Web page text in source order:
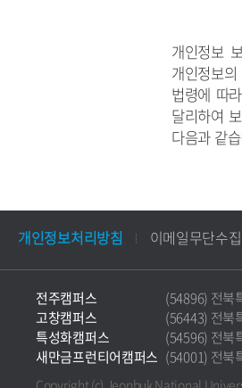
개인정보
개인정보
법령에 따
달리하여
다음과 같
개인정보처리방침 이메일무단수
전주캠퍼스
(54896) 전북
고창캠퍼스
(56443) 전북
특성화캠퍼스
(54596) 전북
새만금프런티어캠퍼스 (54001) 전북
Copyright (c) Jeonbuk National